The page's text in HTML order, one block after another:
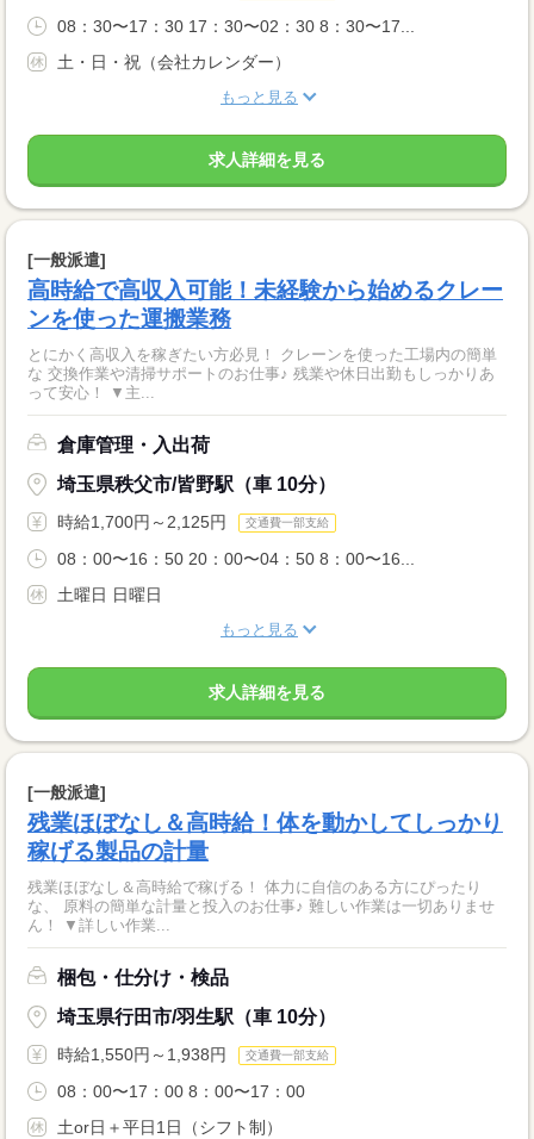
08：30〜17：30 17：30〜02：30 8：30〜17...
土・日・祝（会社カレンダー）
もっと見る
求人詳細を見る
[一般派遣]
高時給で高収入可能！未経験から始めるクレー
ンを使った運搬業務
とにかく高収入を稼ぎたい方必見！ クレーンを使った工場内の簡単
な 交換作業や清掃サポートのお仕事♪ 残業や休日出勤もしっかりあ
って安心！ ▼主...
倉庫管理・入出荷
埼玉県秩父市/皆野駅（車 10分）
時給1,700円～2,125円 交通費一部支給
08：00〜16：50 20：00〜04：50 8：00〜16...
土曜日 日曜日
もっと見る
求人詳細を見る
[一般派遣]
残業ほぼなし＆高時給！体を動かしてしっかり
稼げる製品の計量
残業ほぼなし＆高時給で稼げる！ 体力に自信のある方にぴったり
な、 原料の簡単な計量と投入のお仕事♪ 難しい作業は一切ありませ
ん！ ▼詳しい作業...
梱包・仕分け・検品
埼玉県行田市/羽生駅（車 10分）
時給1,550円～1,938円 交通費一部支給
08：00〜17：00 8：00〜17：00
土or日＋平日1日（シフト制）